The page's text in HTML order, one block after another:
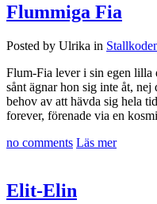
Flummiga Fia
Posted by Ulrika in
Flum-Fia lever i sin egen lilla
sånt ägnar hon sig inte åt,
behov av att hävda sig hela
forever, förenade via en
no comments Läs mer
Elit-Elin